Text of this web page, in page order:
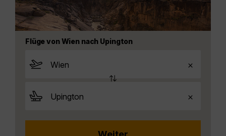
Flüge von Wien nach Upington